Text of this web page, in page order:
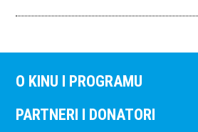
O KINU I PROGRAMU
PARTNERI I DONATORI